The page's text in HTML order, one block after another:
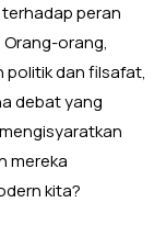
peran
orang,
politik dan filsafat,
debat yang
mereka
kita?